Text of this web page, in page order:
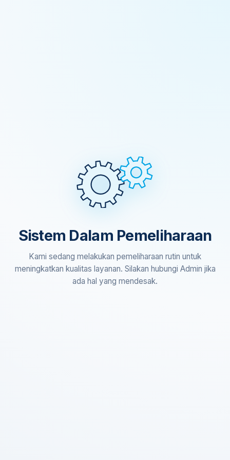
Sistem Dalam Pemeliharaan
Kami sedang melakukan pemeliharaan rutin untuk
meningkatkan kualitas layanan. Silakan hubungi Admin jika
ada hal yang mendesak.